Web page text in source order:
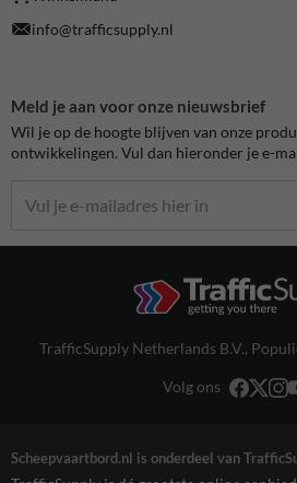
info@trafficsupply.nl
Meld je aan voor onze nieuwsbrief
Wil je op de hoogte blijven van onze
ontwikkelingen. Vul dan hieronder je e-
TrafficSupply Netherlands B.V.,
Volg ons
Scheepvaartbord.nl is onderdeel van